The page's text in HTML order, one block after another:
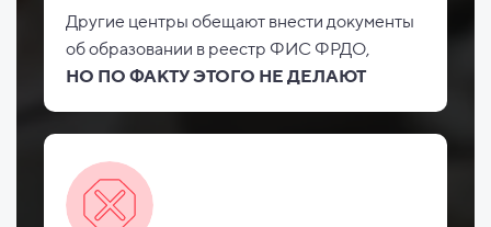
Другие центры обещают внести документы
обобразовании в реестр ФИС ФРДО,
НО ПО ФАКТУ ЭТОГО НЕ ДЕЛАЮТ